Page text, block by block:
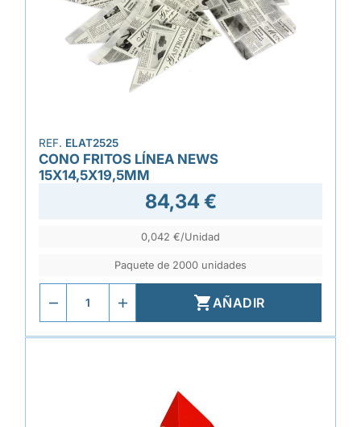
REF. ELAT2525
CONO FRITOS LÍNEA NEWS
15X14,5X19,5MM
84,34 €
0,042 €/Unidad
Paquete de 2000 unidades
AÑADIR